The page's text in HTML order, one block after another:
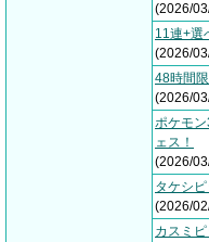
(2026/
11連+選
(2026/
48時間
(2026/
ポケモ
ェス！
(2026/
タケシ
(2026/
カスミ